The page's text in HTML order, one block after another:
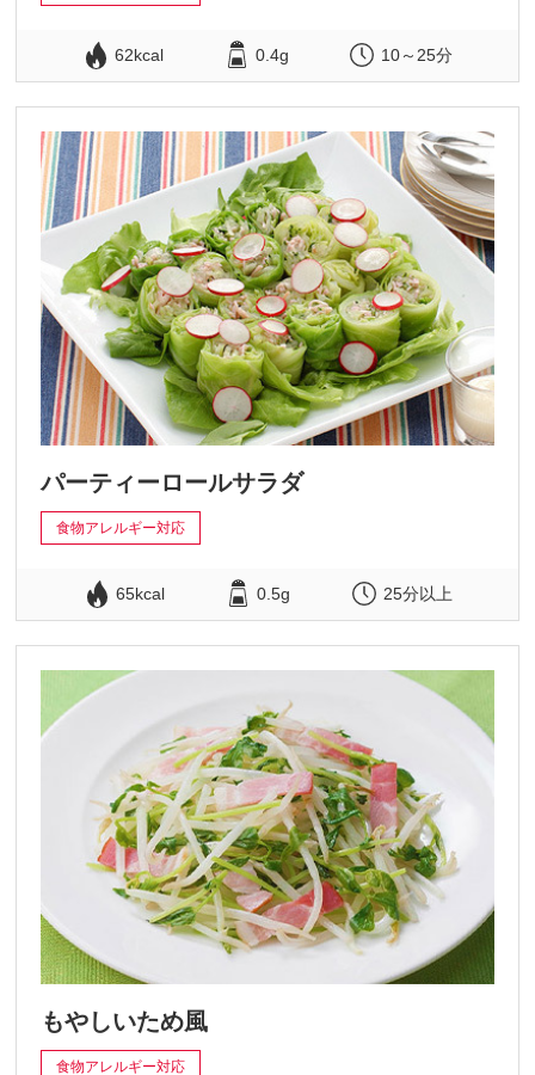
62kcal 0.4g 10～25分
パーティーロールサラダ
食物アレルギー対応
65kcal 0.5g 25分以上
もやしいため風
食物アレルギー対応